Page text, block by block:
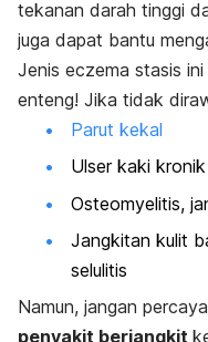
tekanan darah tinggi
juga dapat bantu
Jenis eczema stasis
enteng! Jika tidak
Parut kekal
Ulser kaki kronik
Osteomyelitis,
Jangkitan kulit
selulitis
Namun, jangan
penyakit berjangkit